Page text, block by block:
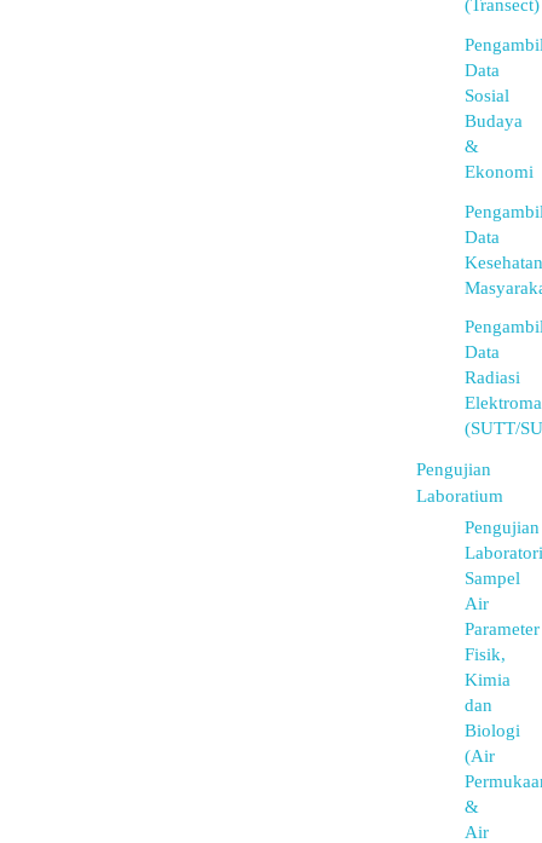
(Transect)
Data
Sosial
Budaya
&
Ekonomi
Data
Kesehatan
Data
Radiasi
(SUTT/
Pengujian
Laboratium
Pengujian
Sampel
Air
Parameter
Fisik,
Kimia
dan
Biologi
(Air
&
Air